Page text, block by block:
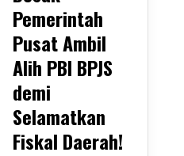
Pemerintah
Pusat Ambil
Alih PBI BPJS
demi
Selamatkan
Fiskal Daerah!